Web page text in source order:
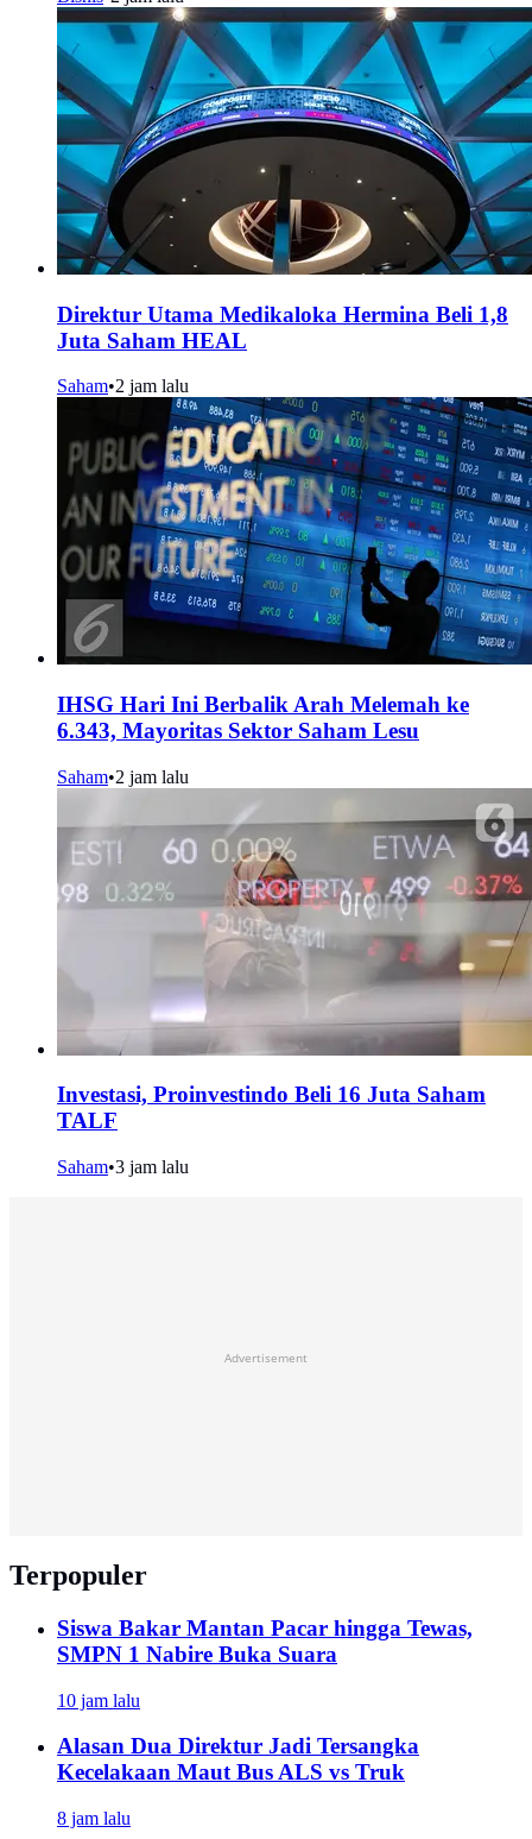
Direktur Utama Medikaloka Hermina Beli 1,8
Juta Saham HEAL
Saham•2 jam lalu
IHSG Hari Ini Berbalik Arah Melemah ke
6.343, Mayoritas Sektor Saham Lesu
Saham•2 jam lalu
Investasi, Proinvestindo Beli 16 Juta Saham
TALF
Saham•3 jam lalu
Advertisement
Terpopuler
Siswa Bakar Mantan Pacar hingga Tewas,
SMPN 1 Nabire Buka Suara
10 jam lalu
Alasan Dua Direktur Jadi Tersangka
Kecelakaan Maut Bus ALS vs Truk
8 jam lalu